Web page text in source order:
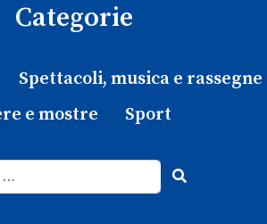
Categorie
Spettacoli, musica e rassegne
e mostre
Sport